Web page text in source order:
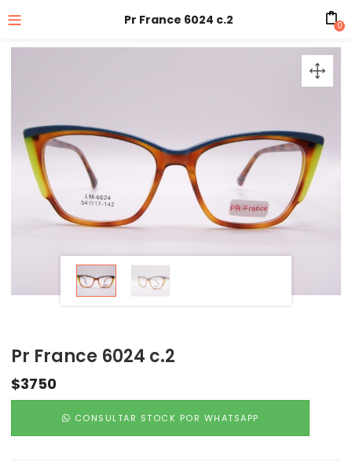
Pr France 6024 c.2 0
Pr France 6024 c.2
$3750
CONSULTAR STOCK POR WHATSAPP